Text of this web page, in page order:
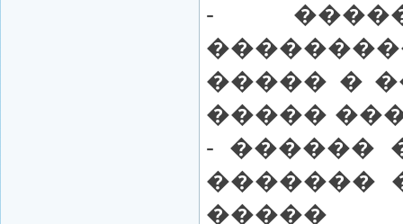
-
����� �
�����
- ������
�������
�����